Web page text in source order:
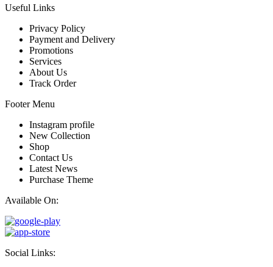
Useful Links
Privacy Policy
Payment and Delivery
Promotions
Services
About Us
Track Order
Footer Menu
Instagram profile
New Collection
Shop
Contact Us
Latest News
Purchase Theme
Available On:
Social Links: